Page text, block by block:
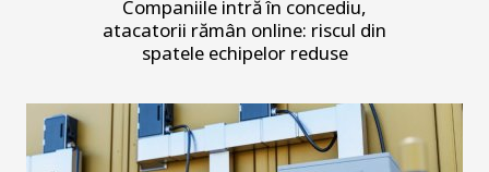
Companiile intră în concediu,
atacatorii rămân online: riscul din
spatele echipelor reduse